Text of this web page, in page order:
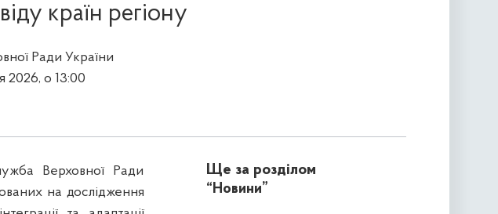
країн регіону
Ради України
2026, о 13:00
Верховної Ради
на дослідження
Ще за розділом
“Новини”